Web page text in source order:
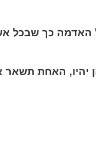
כך שבכל